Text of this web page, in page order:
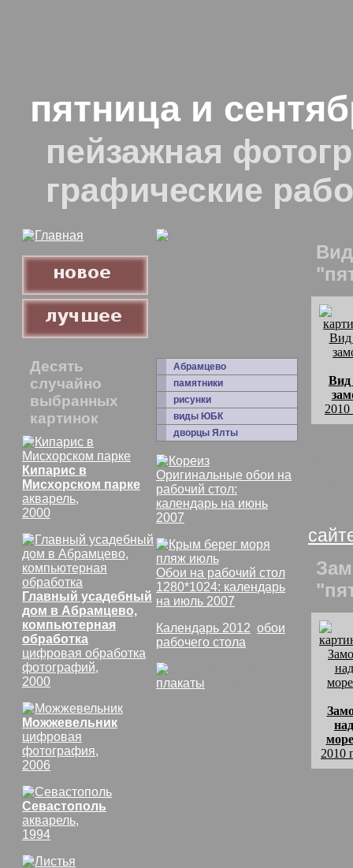
пятница и
пейзажная
графические
Десять
случайно
выбранных
картинок
Кипарис в
Мисхорском парке
акварель,
2000
Главный усадебный
дом в Абрамцево,
компьютерная
обработка
цифровая обработка
фотографий,
2000
Можжевельник
цифровая
фотография,
2006
Севастополь
акварель,
1994
Абрамцево
памятники
рисунки
виды ЮБК
дворцы Ялты
Оригинальные обои на
рабочий стол:
календарь на июнь
2007
Обои на рабочий стол
1280*1024: календарь
на июль 2007
Календарь 2012 обои
рабочего стола
плакаты
Вид
2010
над
2010